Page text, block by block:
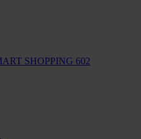
SHOPPING 602